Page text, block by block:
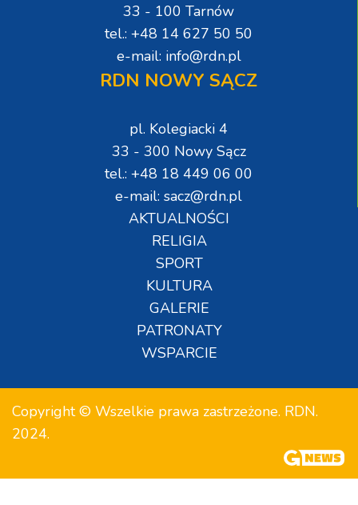
33 - 100 Tarnów
tel.: +48 14 627 50 50
e-mail: info@rdn.pl
RDN NOWY SĄCZ
pl. Kolegiacki 4
33 - 300 Nowy Sącz
tel.: +48 18 449 06 00
e-mail: sacz@rdn.pl
AKTUALNOŚCI
RELIGIA
SPORT
KULTURA
GALERIE
PATRONATY
WSPARCIE
Copyright © Wszelkie prawa zastrzeżone. RDN.
2024.